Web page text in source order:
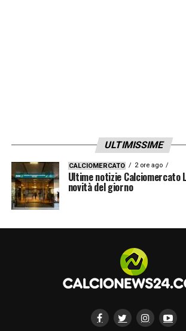
ULTIMISSIME
CALCIOMERCATO 2 ore ago
Ultime notizie Calciomercato
novità del giorno